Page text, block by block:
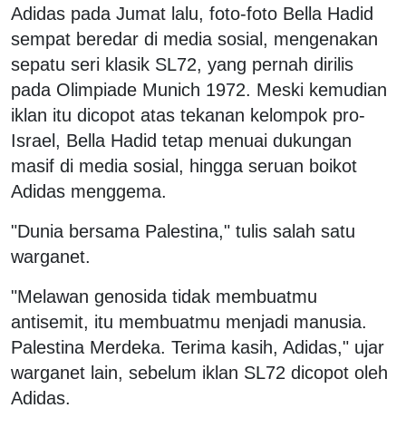
Adidas pada Jumat lalu, foto-foto Bella Hadid
sempat beredar di media sosial, mengenakan
sepatu seri klasik SL72, yang pernah dirilis
pada Olimpiade Munich 1972. Meski kemudian
iklan itu dicopot atas tekanan kelompok pro-
Israel, Bella Hadid tetap menuai dukungan
masif di media sosial, hingga seruan boikot
Adidas menggema.
"Dunia bersama Palestina," tulis salah satu
warganet.
"Melawan genosida tidak membuatmu
antisemit, itu membuatmu menjadi manusia.
Palestina Merdeka. Terima kasih, Adidas," ujar
warganet lain, sebelum iklan SL72 dicopot oleh
Adidas.